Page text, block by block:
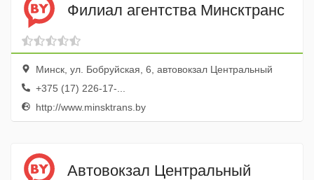
Филиал агентства Минсктранс
Минск, ул. Бобруйская, 6, автовокзал Центральный
+375 (17) 226-17-...
http://www.minsktrans.by
Автовокзал Центральный